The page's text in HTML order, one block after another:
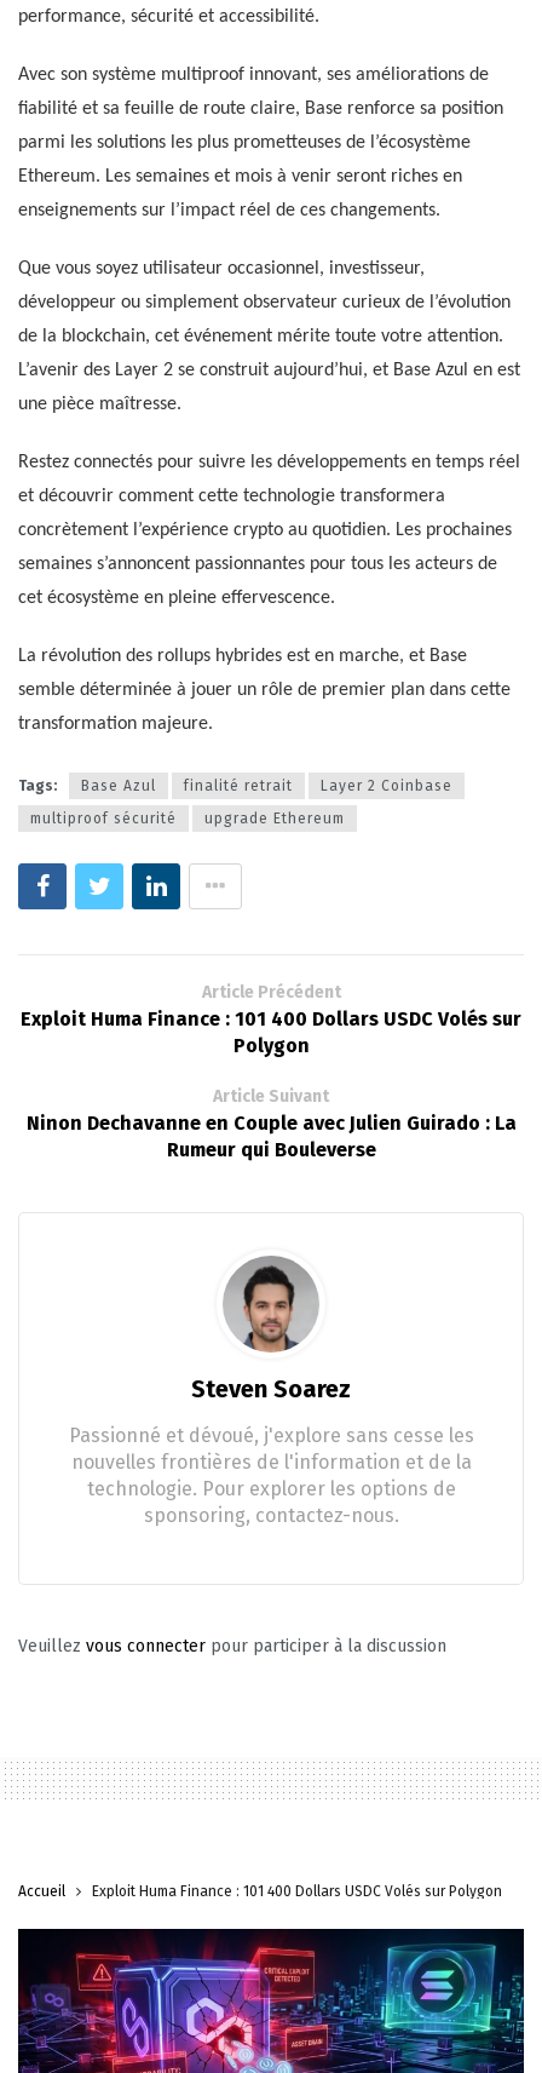
performance, sécurité et accessibilité.
Avec son système multiproof innovant, ses améliorations de
fiabilité et sa feuille de route claire, Base renforce sa position
parmi les solutions les plus prometteuses de l’écosystème
Ethereum. Les semaines et mois à venir seront riches en
enseignements sur l’impact réel de ces changements.
Que vous soyez utilisateur occasionnel, investisseur,
développeur ou simplement observateur curieux de l’évolution
de la blockchain, cet événement mérite toute votre attention.
L’avenir des Layer 2 se construit aujourd’hui, et Base Azul en est
une pièce maîtresse.
Restez connectés pour suivre les développements en temps réel
et découvrir comment cette technologie transformera
concrètement l’expérience crypto au quotidien. Les prochaines
semaines s’annoncent passionnantes pour tous les acteurs de
cet écosystème en pleine effervescence.
La révolution des rollups hybrides est en marche, et Base
semble déterminée à jouer un rôle de premier plan dans cette
transformation majeure.
Tags: Base Azul finalité retrait
Layer 2 Coinbase
multiproof sécurité
upgrade Ethereum
Article Précédent
Exploit Huma Finance : 101 400 Dollars USDC Volés sur
Polygon
Article Suivant
Ninon Dechavanne en Couple avec Julien Guirado : La
Rumeur qui Bouleverse
Steven Soarez
Passionné et dévoué, j'explore sans cesse les
nouvelles frontières de l'information et de la
technologie. Pour explorer les options de
sponsoring, contactez-nous.
Veuillez vous connecter pour participer à la discussion
Accueil Exploit Huma Finance : 101 400 Dollars USDC Volés sur Polygon